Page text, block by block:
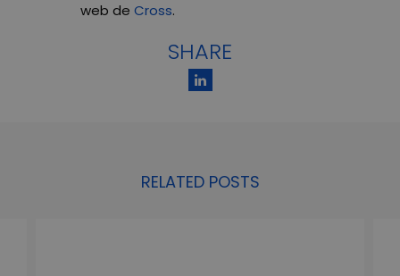
web de Cross.
SHARE
RELATED POSTS